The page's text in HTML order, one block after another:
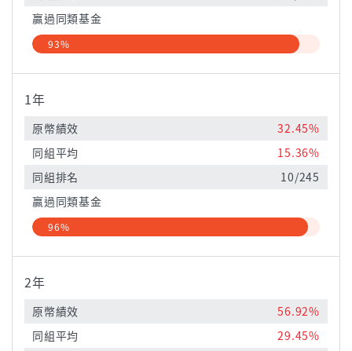
贏過同類基金
93%
1年
原幣績效
32.45%
同組平均
15.36%
同組排名
10/245
贏過同類基金
96%
2年
原幣績效
56.92%
同組平均
29.45%